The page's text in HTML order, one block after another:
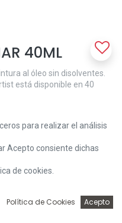
Add to Cart
40ML
al óleo sin disolventes.
está disponible en 40
Cart
para realizar el análisis
Acepto consiente dichas
de cookies.
Política de Cookies Acepto